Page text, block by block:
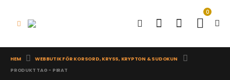
0
HEM
WEBBUTIK FÖR KORSORD, KRYSS, KRYPTON & SUDOKUN
PRODUKT TAG - PIRAT